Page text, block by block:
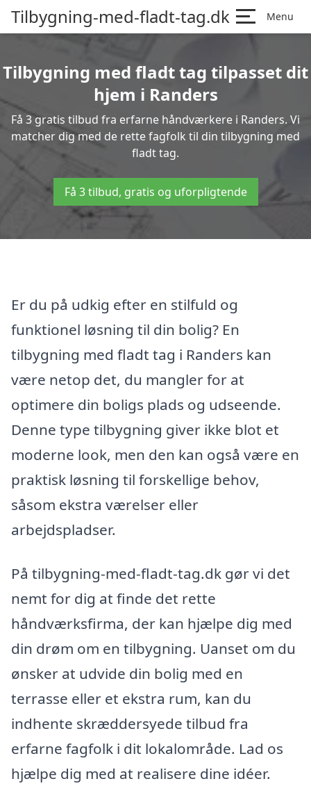
Tilbygning-med-fladt-tag.dk Menu
Tilbygning med fladt tag tilpasset dit
hjem i Randers
Få 3 gratis tilbud fra erfarne håndværkere i Randers. Vi
matcher dig med de rette fagfolk til din tilbygning med
fladt tag.
Få 3 tilbud, gratis og uforpligtende
Er du på udkig efter en stilfuld og
funktionel løsning til din bolig? En
tilbygning med fladt tag i Randers kan
være netop det, du mangler for at
optimere din boligs plads og udseende.
Denne type tilbygning giver ikke blot et
moderne look, men den kan også være en
praktisk løsning til forskellige behov,
såsom ekstra værelser eller
arbejdspladser.
På tilbygning-med-fladt-tag.dk gør vi det
nemt for dig at finde det rette
håndværksfirma, der kan hjælpe dig med
din drøm om en tilbygning. Uanset om du
ønsker at udvide din bolig med en
terrasse eller et ekstra rum, kan du
indhente skræddersyede tilbud fra
erfarne fagfolk i dit lokalområde. Lad os
hjælpe dig med at realisere dine idéer.